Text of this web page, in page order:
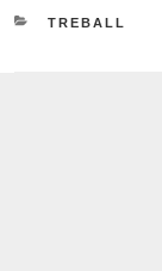
CATEGORIES
TREBALL